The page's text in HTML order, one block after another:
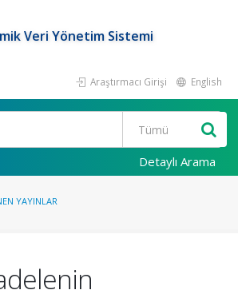
Veri Yönetim Sistemi
Araştırmacı Girişi English
Detaylı Arama
YAYINLAR